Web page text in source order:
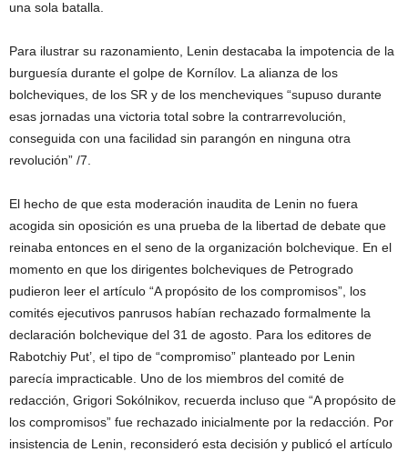
una sola batalla.
Para ilustrar su razonamiento, Lenin destacaba la impotencia de la
burguesía durante el golpe de Kornílov. La alianza de los
bolcheviques, de los SR y de los mencheviques “supuso durante
esas jornadas una victoria total sobre la contrarrevolución,
conseguida con una facilidad sin parangón en ninguna otra
revolución” /7.
El hecho de que esta moderación inaudita de Lenin no fuera
acogida sin oposición es una prueba de la libertad de debate que
reinaba entonces en el seno de la organización bolchevique. En el
momento en que los dirigentes bolcheviques de Petrogrado
pudieron leer el artículo “A propósito de los compromisos”, los
comités ejecutivos panrusos habían rechazado formalmente la
declaración bolchevique del 31 de agosto. Para los editores de
Rabotchiy Put’, el tipo de “compromiso” planteado por Lenin
parecía impracticable. Uno de los miembros del comité de
redacción, Grigori Sokólnikov, recuerda incluso que “A propósito de
los compromisos” fue rechazado inicialmente por la redacción. Por
insistencia de Lenin, reconsideró esta decisión y publicó el artículo